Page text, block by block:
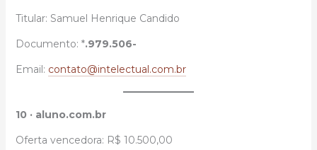
Titular: Samuel Henrique Candido
Documento: *.979.506-
Email: contato@intelectual.com.br
10 · aluno.com.br
Oferta vencedora: R$ 10.500,00